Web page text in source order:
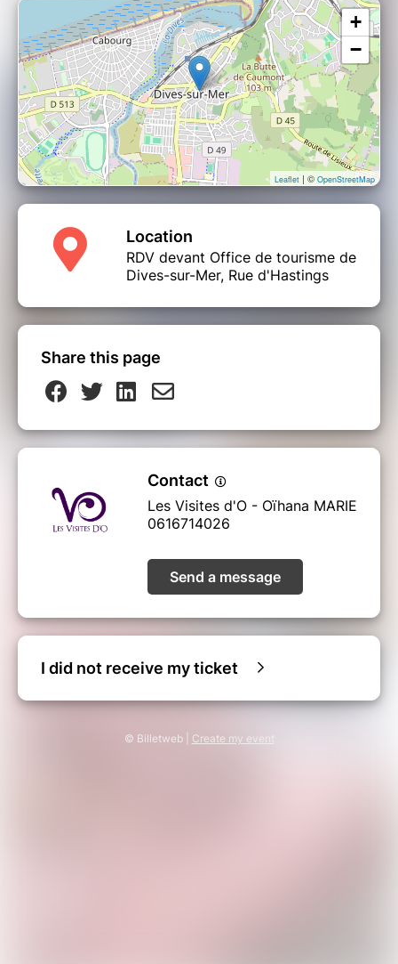
+
−
Leaflet | © OpenStreetMap
Location
RDV devant Office de tourisme de
Dives-sur-Mer, Rue d'Hastings
Share this page
Contact
Les Visites d'O - Oïhana MARIE
0616714026
Send a message
I did not receive my ticket
© Billetweb | Create my event